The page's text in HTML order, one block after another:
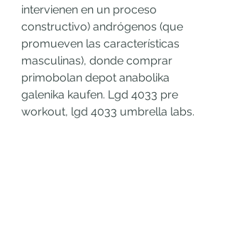
intervienen en un proceso
constructivo) andrógenos (que
promueven las características
masculinas), donde comprar
primobolan depot anabolika
galenika kaufen. Lgd 4033 pre
workout, lgd 4033 umbrella labs.